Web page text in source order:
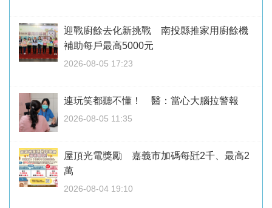
迎戰廚餘去化新挑戰 南投縣推家用廚餘機
補助每戶最高5000元
2026-08-05 17:23
連玩笑都聽不懂！ 醫：當心大腦拉警報
2026-08-05 11:35
屋頂光電獎勵 嘉義市加碼每瓩2千、最高2
萬
2026-08-04 19:10